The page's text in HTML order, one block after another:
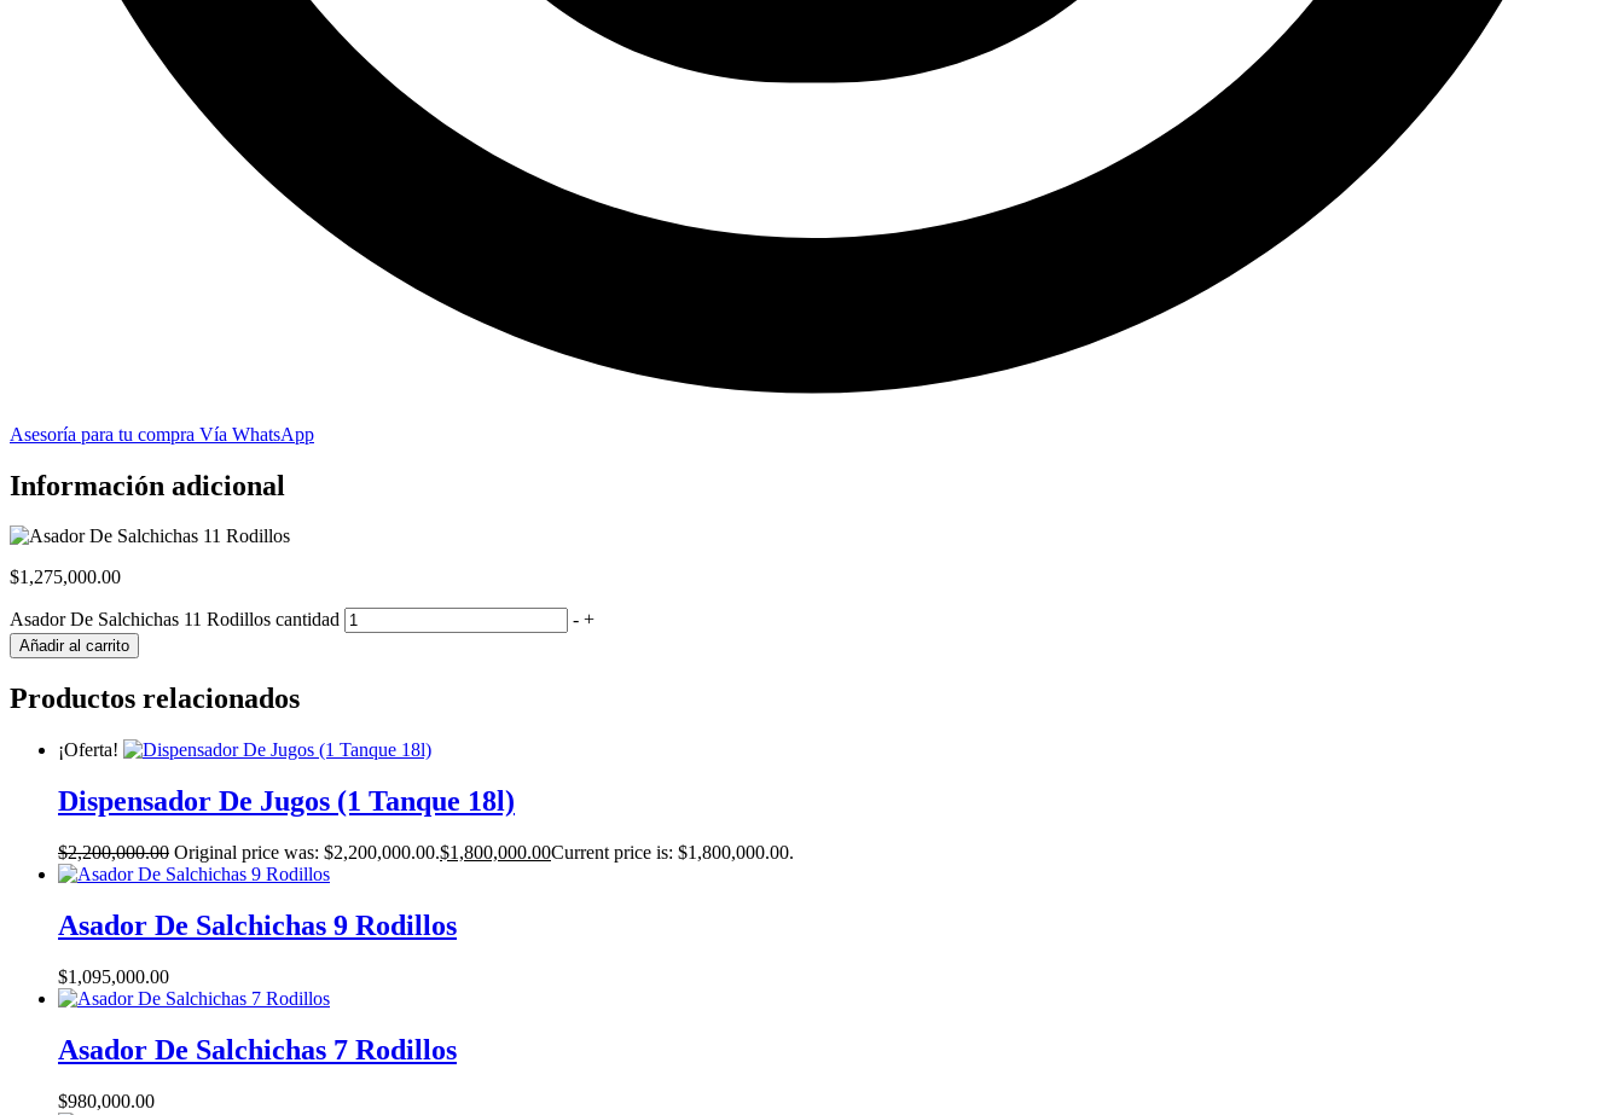
Asesoría para tu compra Vía WhatsApp
Información adicional
$1,275,000.00
Asador De Salchichas 11 Rodillos cantidad - +
Añadir al carrito
Productos relacionados
¡Oferta!
Dispensador De Jugos (1 Tanque 18l)
$2,200,000.00 Original price was: $2,200,000.00.$1,800,000.00Current price is: $1,800,000.00.
Asador De Salchichas 9 Rodillos
$1,095,000.00
Asador De Salchichas 7 Rodillos
$980,000.00